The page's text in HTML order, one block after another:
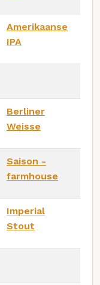
Amerikaanse
IPA
Berliner
Weisse
Saison -
farmhouse
Imperial
Stout